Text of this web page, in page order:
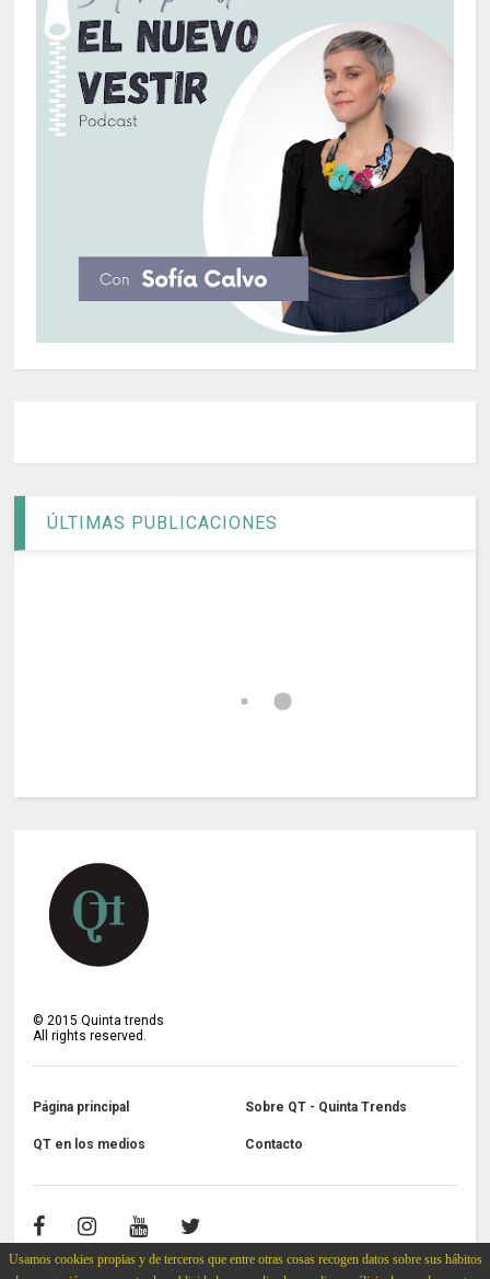
Usamos cookies propias y de terceros que entre otras cosas recogen datos sobre sus hábitos
ÚLTIMAS PUBLICACIONES
©2015 Quinta trends
All rights reserved.
Página principal Sobre QT - Quinta Trends
QT en los medios Contacto